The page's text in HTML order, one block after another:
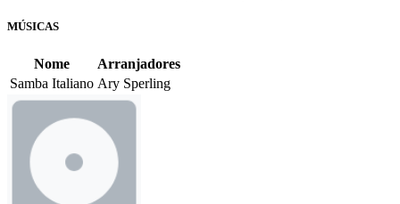
MÚSICAS
Nome
Arranjadores
Samba Italiano Ary Sperling